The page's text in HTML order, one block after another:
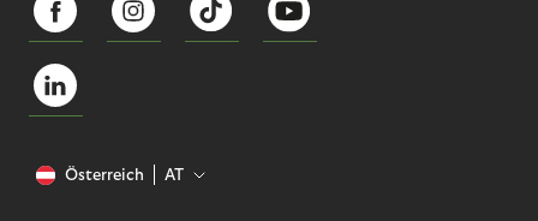
Österreich AT